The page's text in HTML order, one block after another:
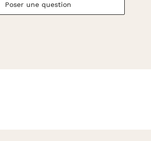
Poser une question